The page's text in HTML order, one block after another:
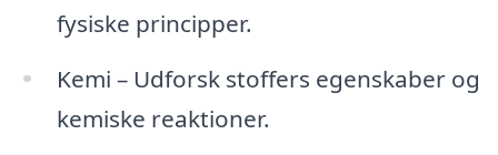
fysiske principper.
Kemi – Udforsk stoffers egenskaber og
kemiske reaktioner.